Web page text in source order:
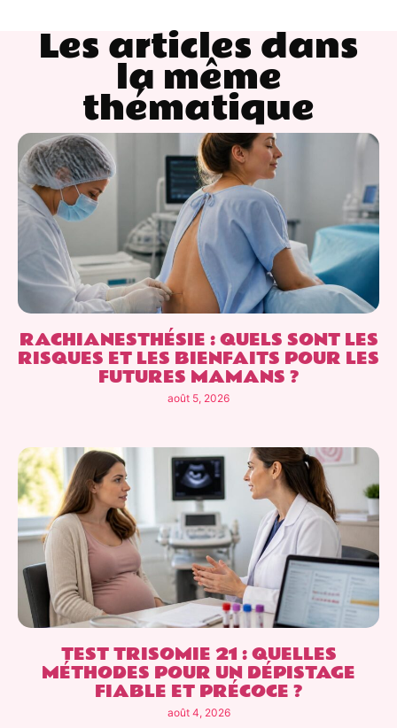
Les articles dans
la même
thématique
RACHIANESTHÉSIE : QUELS SONT LES
RISQUES ET LES BIENFAITS POUR LES
FUTURES MAMANS ?
août 5, 2026
TEST TRISOMIE 21 : QUELLES
MÉTHODES POUR UN DÉPISTAGE
FIABLE ET PRÉCOCE ?
août 4, 2026